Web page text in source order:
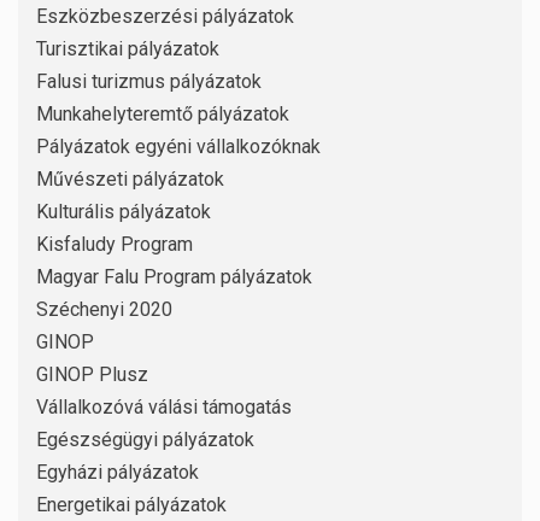
Eszközbeszerzési pályázatok
Turisztikai pályázatok
Falusi turizmus pályázatok
Munkahelyteremtő pályázatok
Pályázatok egyéni vállalkozóknak
Művészeti pályázatok
Kulturális pályázatok
Kisfaludy Program
Magyar Falu Program pályázatok
Széchenyi 2020
GINOP
GINOP Plusz
Vállalkozóvá válási támogatás
Egészségügyi pályázatok
Egyházi pályázatok
Energetikai pályázatok